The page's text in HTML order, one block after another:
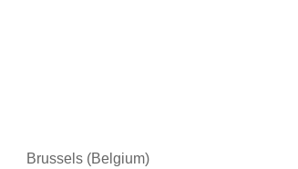
Brussels (Belgium)